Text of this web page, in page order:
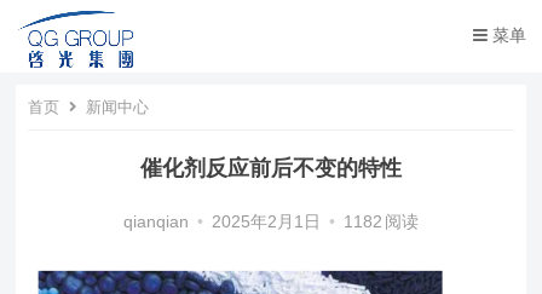
菜单
首页 新闻中心
催化剂反应前后不变的特性
qianqian • 2025年2月1日 • 1182 阅读